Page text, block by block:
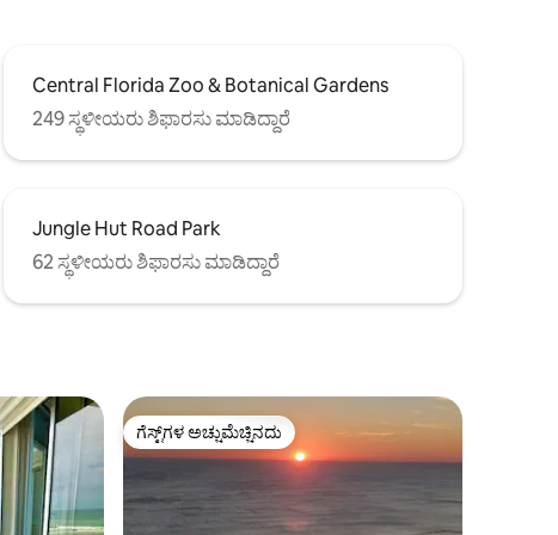
Central Florida Zoo & Botanical Gardens
249 ಸ್ಥಳೀಯರು ಶಿಫಾರಸು ಮಾಡಿದ್ದಾರೆ
Jungle Hut Road Park
62 ಸ್ಥಳೀಯರು ಶಿಫಾರಸು ಮಾಡಿದ್ದಾರೆ
ಗೆಸ್ಟ್‌ಗಳ ಅಚ್ಚುಮೆಚ್ಚಿನದು
ಗೆಸ್ಟ್‌ಗಳ ಅಚ್ಚುಮೆಚ್ಚಿನದು